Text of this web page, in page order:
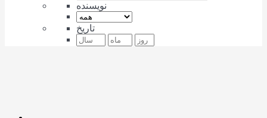
نویسنده
تاریخ